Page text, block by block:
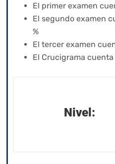
El primer examen
El segundo examen
%
El tercer examen
El Crucigrama
Nivel: